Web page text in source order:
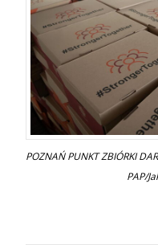
POZNAŃ PUNKT ZBIÓRKI
PAP/